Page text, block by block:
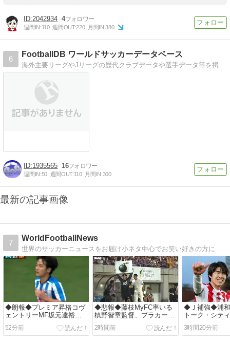
2042934 4
週間IN:110 週間OUT:220 月間IN:380
6
FootballDB ワールドサッカーデータベース
海外主要リーグやJリーグの歴代クラブデータや選手データ等を掲載しています。
1935565 16
週間IN:50 週間OUT:110 月間IN:300
最新の記事画像
7
WorldFootballNews
世界のサッカーニュースをお届け小ネタ中心でお笑い好きの方に
◆朗報◆プレミア昇格コヴ
ェントリーMF坂元達裕、
PSMでPSMエスパニョー
ル戦でゴール！
52分前
◆悲報◆藤枝MyFC率いる
槙野智章監督、プラカード
でおかしなサインを出し始
めてしまう🤣
2時間前
◆Ｊ補強◆浦和
トーク・シテ
を獲得へ！元
ＭＦの補強に
3時間20分前